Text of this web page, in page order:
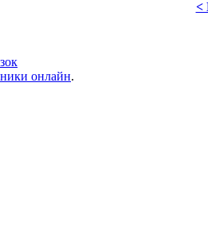
<
онлайн.